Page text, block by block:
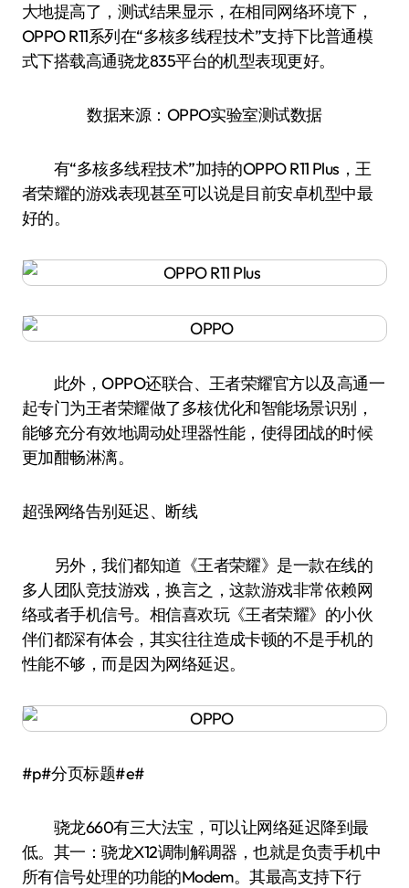
大地提高了，测试结果显示，在相同网络环境下，
OPPO R11系列在“多核多线程技术”支持下比普通模
式下搭载高通骁龙835平台的机型表现更好。
数据来源：OPPO实验室测试数据
有“多核多线程技术”加持的OPPO R11 Plus，王
者荣耀的游戏表现甚至可以说是目前安卓机型中最
好的。
此外，OPPO还联合、王者荣耀官方以及高通一
起专门为王者荣耀做了多核优化和智能场景识别，
能够充分有效地调动处理器性能，使得团战的时候
更加酣畅淋漓。
超强网络告别延迟、断线
另外，我们都知道《王者荣耀》是一款在线的
多人团队竞技游戏，换言之，这款游戏非常依赖网
络或者手机信号。相信喜欢玩《王者荣耀》的小伙
伴们都深有体会，其实往往造成卡顿的不是手机的
性能不够，而是因为网络延迟。
#p#分页标题#e#
骁龙660有三大法宝，可以让网络延迟降到最
低。其一：骁龙X12调制解调器，也就是负责手机中
所有信号处理的功能的Modem。其最高支持下行